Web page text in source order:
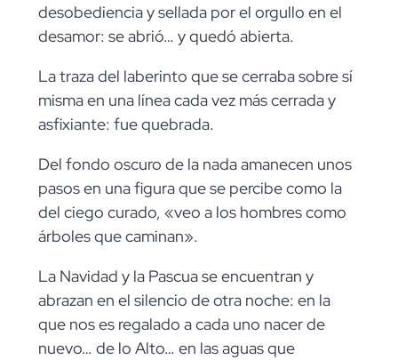
desobediencia y sellada por el orgullo en el
desamor: se abrió… y quedó abierta.
La traza del laberinto que se cerraba sobre sí
misma en una línea cada vez más cerrada y
asfixiante: fue quebrada.
Del fondo oscuro de la nada amanecen unos
pasos en una figura que se percibe como la
del ciego curado, «veo a los hombres como
árboles que caminan».
La Navidad y la Pascua se encuentran y
abrazan en el silencio de otra noche: en la
que nos es regalado a cada uno nacer de
nuevo… de lo Alto… en las aguas que